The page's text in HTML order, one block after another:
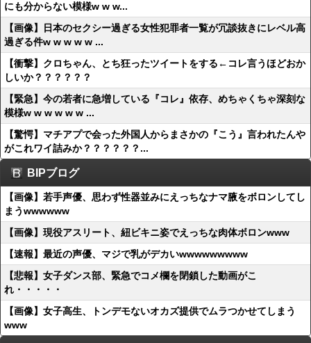
にも分からない模様w w w...
【画像】日本のセクシー過ぎる女性犯罪者一覧が冗談抜きにレベル高
過ぎる件w w w w w ...
【衝撃】クロちゃん、とち狂ったツイートをする←コレ言うほどおか
しいか？？？？？？
【緊急】今の若者に急増している『コレ』依存、めちゃくちゃ深刻な
模様w w w w w w ...
【驚愕】マチアプで会った外国人からまさかの『こう』言われたんや
がこれワイ詰みか？？？？？？...
BIPブログ
【画像】若手声優、思わず性器並みにえっちなナマ腋をボロンしてし
まうwwwwww
【画像】現役アスリート、紐ビキニ姿でえっちな肉体ボロンwww
【速報】最近の声優、マジで乳がデカいwwwwwwwww
【悲報】女子ダンス部、緊急でコメ欄を閉鎖した動画がこ
れ・・・・・
【画像】女子高生、トンデモないオカズ提供でムラつかせてしまう
www